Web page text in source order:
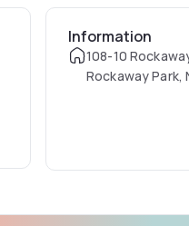
Information
108-10
Rockaway Park,